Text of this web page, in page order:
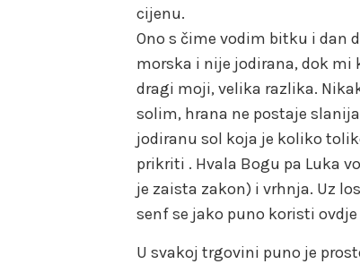
cijenu.
Ono s čime vodim bitku i dan
morska i nije jodirana, dok
dragi moji, velika razlika.
solim, hrana ne postaje
jodiranu sol koja je koliko
prikriti . Hvala Bogu pa Luka
je zaista zakon) i vrhnja. Uz
senf se jako puno koristi
U svakoj trgovini puno je